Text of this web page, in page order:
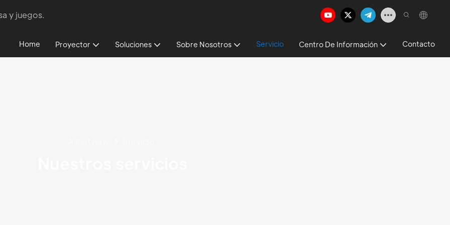
y juegos.
Home Proyector Soluciones Sobre Nosotros Servicio Centro De Información Contacto